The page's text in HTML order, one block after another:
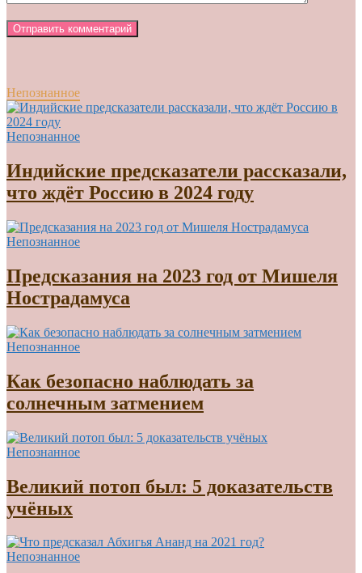
Непознанное
Непознанное
Индийские предсказатели рассказали,
что ждёт Россию в 2024 году
Непознанное
Предсказания на 2023 год от Мишеля
Нострадамуса
Непознанное
Как безопасно наблюдать за
солнечным затмением
Непознанное
Великий потоп был: 5 доказательств
учёных
Непознанное